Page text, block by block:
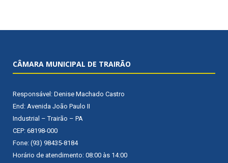
CÂMARA MUNICIPAL DE TRAIRÃO
Responsável: Denise Machado Castro
End: Avenida João Paulo II
Industrial – Trairão – PA
CEP: 68198-000
Fone: (93) 98435-8184
Horário de atendimento: 08:00 às 14:00